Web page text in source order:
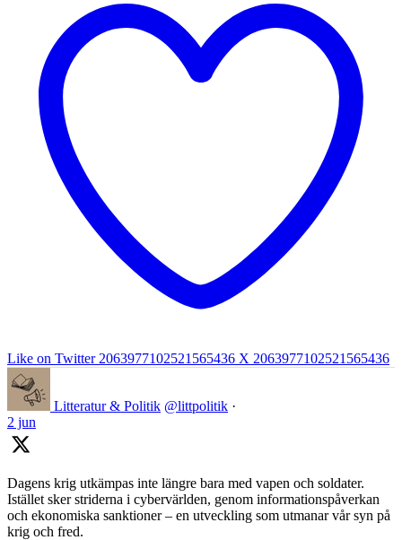
Like on Twitter 2063977102521565436 X 2063977102521565436
Litteratur & Politik @littpolitik ·
2 jun
Dagens krig utkämpas inte längre bara med vapen och soldater.
Istället sker striderna i cybervärlden, genom informationspåverkan
och ekonomiska sanktioner – en utveckling som utmanar vår syn på
krig och fred.